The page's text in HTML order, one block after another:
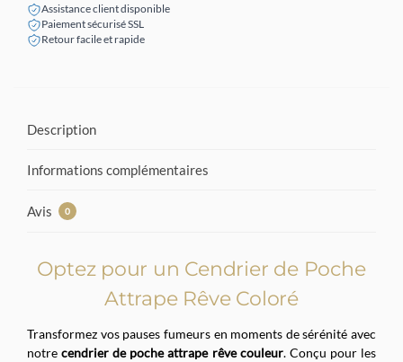
Assistance client disponible
Paiement sécurisé SSL
Retour facile et rapide
Description
Informations complémentaires
Avis 0
Optez pour un Cendrier de Poche
Attrape Rêve Coloré
Transformez vos pauses fumeurs en moments de sérénité avec
notrecendrier de poche attrape rêve couleur. Conçu pour les